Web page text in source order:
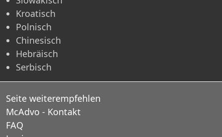
Kroatisch
Polnisch
Chinesisch
Hebräisch
Serbisch
Seite weiterempfehlen
McAdvo - Kontakt
FAQ